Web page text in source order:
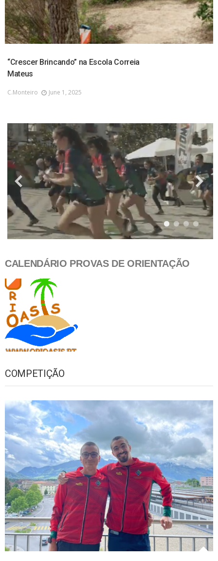
“Crescer Brincando” na Escola Correia
Mateus
C.monteiro June 1, 2025
CALENDÁRIO PROVAS DE ORIENTAÇÃO
COMPETIÇÃO